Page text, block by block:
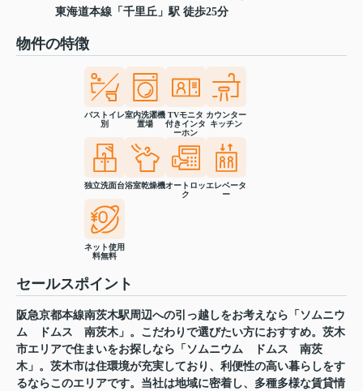
東海道本線 「 千里丘 」駅 徒歩25分
物件の特徴
バストイレ
別
室内洗濯機
置場
TVモニタ
付きインタ
ーホン
カウンター
キッチン
独立洗面台浴室乾燥機オートロッ
ク
エレベータ
ー
ネット使用
料無料
セールスポイント
阪急京都本線南茨木駅周辺への引っ越しをお考えなら「ソムニウ
ム ドムス 南茨木」。こだわりで選びたい方におすすめ。茨木
市エリアで住まいをお探しなら「ソムニウム ドムス 南茨
木」。茨木市は住環境が充実しており、利便性の高い暮らしをす
るならこのエリアです。当社は地域に密着し、多種多様な賃貸情